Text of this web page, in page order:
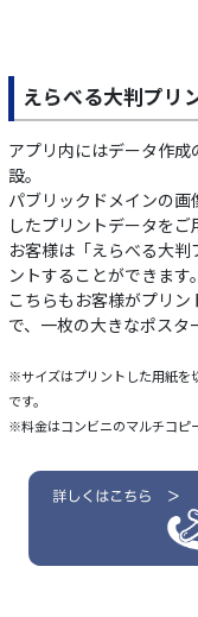
えらべる大判プリ
アプリ内にはデータ作
設。
パブリックドメインの
したプリントデータをご
お客様は「えらべる大
ントすることができます。
こちらもお客様がプリ
で、一枚の大きなポスタ
※サイズはプリントした用紙を
です。
※料金はコンビニのマルチコピ